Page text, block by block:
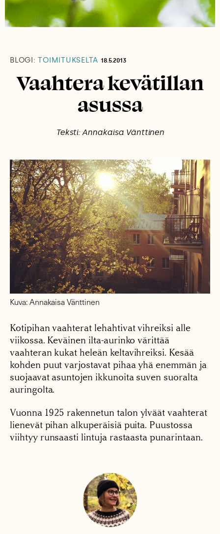
BLOGI: TOIMITUKSELTA 18.5.2013
Vaahtera kevätillan
asussa
Teksti: Annakaisa Vänttinen
Kuva: Annakaisa Vänttinen
Kotipihan vaahterat lehahtivat vihreiksi alle
viikossa. Keväinen ilta-aurinko värittää
vaahteran kukat heleän keltavihreiksi. Kesää
kohden puut varjostavat pihaa yhä enemmän ja
suojaavat asuntojen ikkunoita suven suoralta
auringolta.
Vuonna 1925 rakennetun talon ylväät vaahterat
lienevät pihan alkuperäisiä puita. Puustossa
viihtyy runsaasti lintuja rastaasta punarintaan.